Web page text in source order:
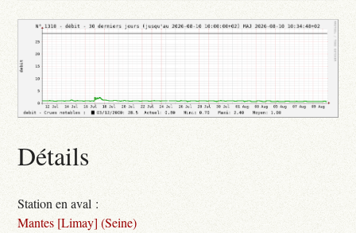
Détails
Station en aval :
Mantes [Limay] (Seine)